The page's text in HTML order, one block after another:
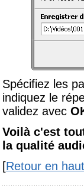
Spécifiez les
indiquez le
validez avec
Voilà c'est
la qualité
[Retour en haut